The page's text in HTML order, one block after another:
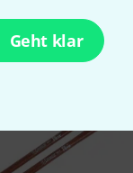
Geht klar